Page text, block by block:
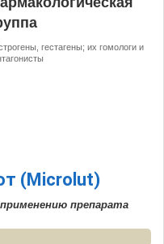
гестагены; их гомологи и
(Microlut)
препарата